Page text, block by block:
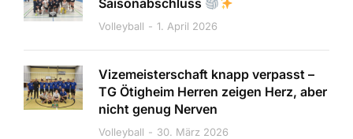
Saisonabschluss
Volleyball 1. April 2026
Vizemeisterschaft knapp verpasst –
TG Ötigheim Herren zeigen Herz, aber
nicht genug Nerven
Volleyball 30. März 2026